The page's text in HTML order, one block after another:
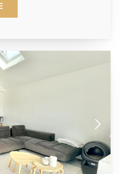
WC et nombreux